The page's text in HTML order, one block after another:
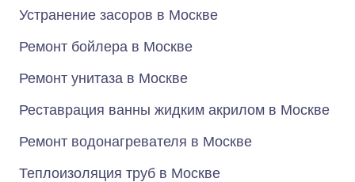
Устранение засоров в Москве
Ремонт бойлера в Москве
Ремонт унитаза в Москве
Реставрация ванны жидким акрилом в Москве
Ремонт водонагревателя в Москве
Теплоизоляция труб в Москве